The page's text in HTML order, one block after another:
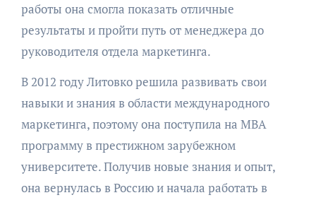
работы она смогла показать отличные
результаты и пройти путь от менеджера до
руководителя отдела маркетинга.
В 2012 году Литовко решила развивать свои
навыки и знания в области международного
маркетинга, поэтому она поступила на MBA
программу в престижном зарубежном
университете. Получив новые знания и опыт,
она вернулась в Россию и начала работать в